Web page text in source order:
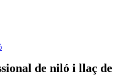
de niló i llaç de